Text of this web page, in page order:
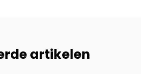
artikelen